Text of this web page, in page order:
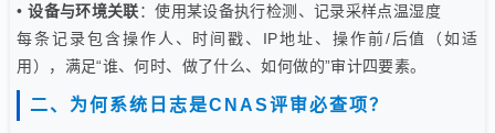
•设备与环境关联：使用某设备执行检测、记录采样点温湿度
每条记录包含操作人、时间戳、IP地址、操作前/后值（如适
用），满足“谁、何时、做了什么、如何做的”审计四要素。
二、为何系统日志是CNAS评审必查项？